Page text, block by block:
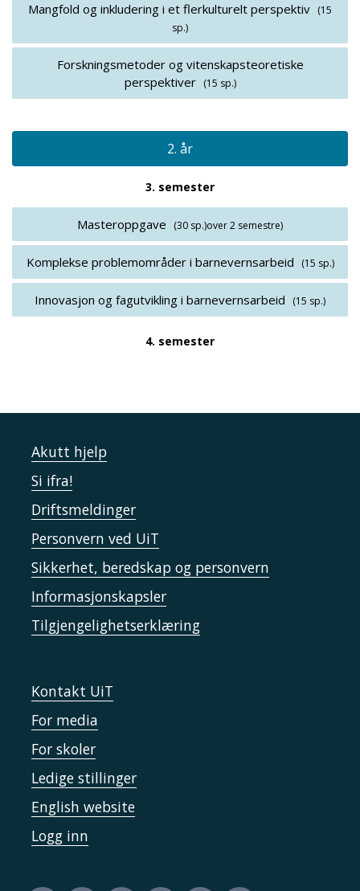
Mangfold og inkludering i et flerkulturelt perspektiv (15
sp.)
Forskningsmetoder og vitenskapsteoretiske
perspektiver
(15 sp.)
2. år
3. semester
Masteroppgave (30 sp.)over 2 semestre)
Komplekse problemområder i barnevernsarbeid (15 sp.)
Innovasjon og fagutvikling i barnevernsarbeid (15 sp.)
4. semester
Akutt hjelp
Si ifra!
Driftsmeldinger
Personvern ved UiT
Sikkerhet, beredskap og personvern
Informasjonskapsler
Tilgjengelighetserklæring
Kontakt UiT
For media
For skoler
Ledige stillinger
English website
Logg inn